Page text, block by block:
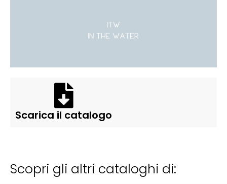
Scarica il catalogo
Scopri gli altri cataloghi di: